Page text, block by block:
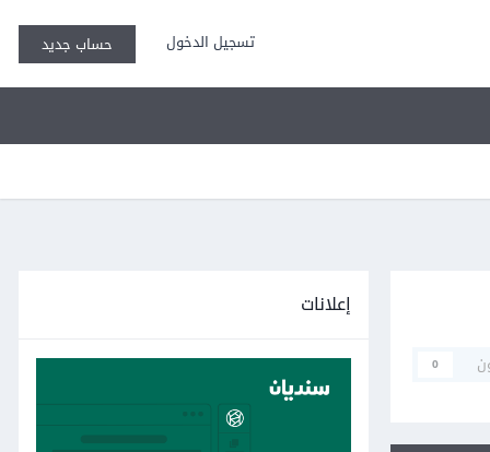
تسجيل الدخول حساب جديد
0
إعلانات